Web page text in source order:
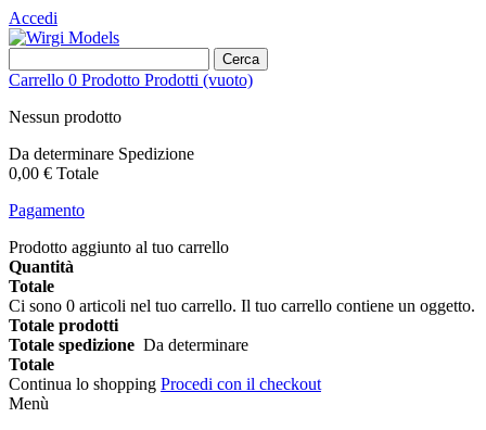
Accedi
Cerca
Carrello 0 Prodotto Prodotti (vuoto)
Nessun prodotto
Da determinare Spedizione
0,00 € Totale
Pagamento
Prodotto aggiunto al tuo carrello
Quantità
Totale
Ci sono 0 articoli nel tuo carrello. Il tuo carrello contiene un oggetto.
Totale prodotti
Totale spedizione Da determinare
Totale
Continua lo shopping Procedi con il checkout
Menù